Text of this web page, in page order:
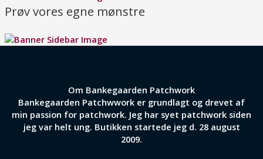
Prøv vores egne mønstre
Om Bankegaarden Patchwork
Bankegaarden Patchwwork er grundlagt og drevet af
min passion for patchwork. Jeg har syet patchwork siden
jeg var helt ung. Butikken startede jeg d. 28 august
2009.